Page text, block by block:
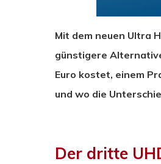
Mit dem neuen Ultra
günstigere
Euro kostet, einem
und wo die
Der dritte